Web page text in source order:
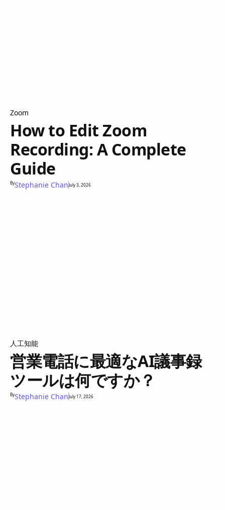
Zoom
How to Edit Zoom
Recording: A Complete
Guide
ByStephanie ChanJuly 3, 2026
人工知能
営業電話に最適なAI議事録
ツールは何ですか？
ByStephanie ChanJuly 17, 2026